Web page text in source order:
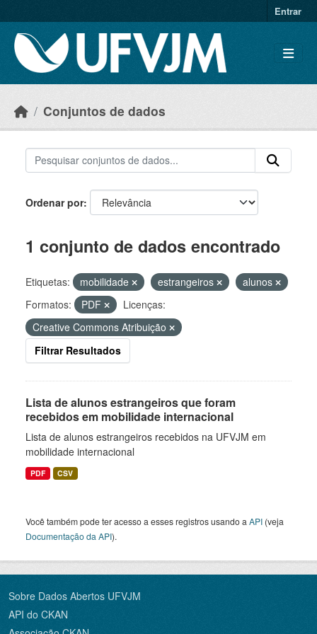
Entrar
Conjuntos de dados
Ordenar por
1 conjunto de dados encontrado
Etiquetas: mobilidade estrangeiros
alunos
Formatos:
PDF
Licenças:
Creative Commons Atribuição
Filtrar Resultados
Lista de alunos estrangeiros que foram
recebidos em mobilidade internacional
Lista de alunos estrangeiros recebidos na UFVJM em
mobilidade internacional
PDF CSV
Você também pode ter acesso a esses registros usando a API (veja
Documentação da API).
Sobre Dados Abertos UFVJM
API do CKAN